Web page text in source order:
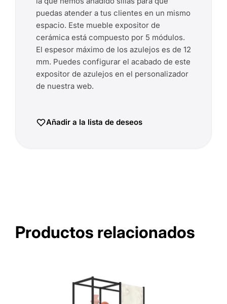
puedas atender a tus clientes en un mismo
espacio. Este mueble expositor de
cerámica está compuesto por 5 módulos.
El espesor máximo de los azulejos es de 12
mm. Puedes configurar el acabado de este
expositor de azulejos en el personalizador
de nuestra web.
Añadir a la lista de deseos
Productos relacionados